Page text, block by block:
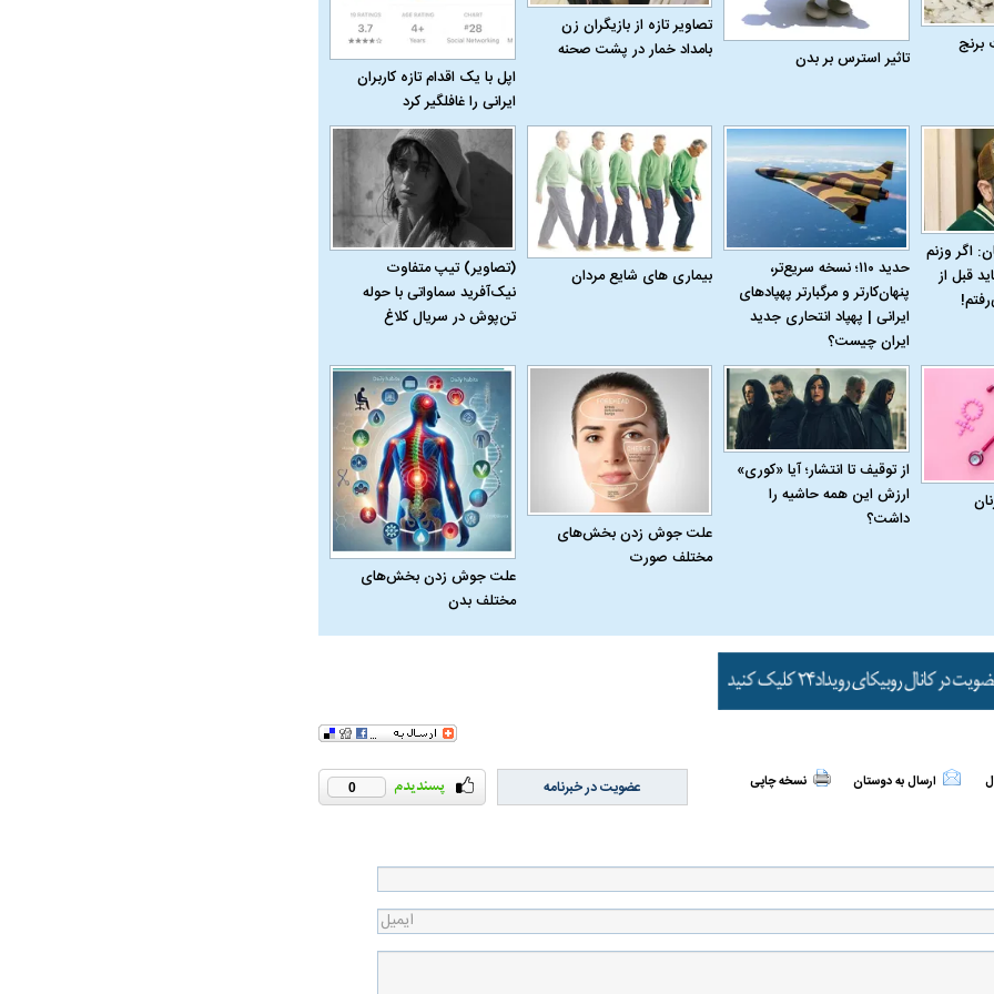
برنج
تاثیر استرس بر بدن
تصاویر تازه از بازیگران زن
بامداد خمار در پشت صحنه
اپل با یک اقدام تازه کاربران
ایرانی را غافلگیر کرد
اگر وزنم
قبل از
حدید ۱۱۰؛ نسخه سریع‌تر،
پنهان‌کارتر و مرگبارتر پهپادهای
ایرانی | پهپاد انتحاری جدید
ایران چیست؟
بیماری‌ های شایع مردان
(تصاویر) تیپ متفاوت
نیک‌آفرید سماواتی با حوله
تن‌پوش در سریال کلاغ
از توقیف تا انتشار؛ آیا «کوری»
ارزش این همه حاشیه را
داشت؟
علت جوش زدن بخش‌های
مختلف صورت
علت جوش زدن بخش‌های
مختلف بدن
ارسال به دوستان نسخه چاپی 0 عضویت در خبرنامه
یک سلسله |
شاه در ایران
ریشه‌های عزاداری ماه محرم در فرهنگ
و تاریخ ایران
عزاداری ماه محرم در دوران قاجار چگونه
انجام می‌شد؟
مردی که سر خم نکرد؟ | غلامرضا تختی و
حکومت پهلوی
حجازی درباره
ببینید| انیمیشن لگویی حمله به کویت با
جنگنده اف-۵
علت تنگی نفس و راه های درمان آن
دلیل علاقه برخی افراد به فال و طالع‌بینی